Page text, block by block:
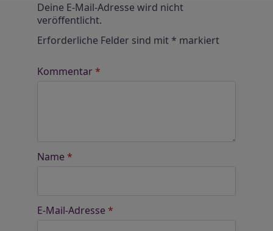
Deine E-Mail-Adresse wird nicht
veröffentlicht.
Erforderliche Felder sind mit* markiert
Kommentar*
Name *
E-Mail-Adresse *